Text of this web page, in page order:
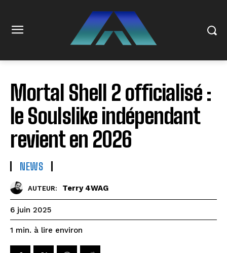
Mortal Shell 2 officialisé :
le Soulslike indépendant
revient en 2026
NEWS
AUTEUR: Terry 4WAG
6 juin 2025
1 min. à lire environ